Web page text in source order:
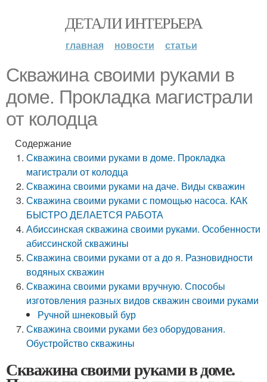
ДЕТАЛИ ИНТЕРЬЕРА
главная новости статьи
Скважина своими руками в
доме. Прокладка магистрали
от колодца
Содержание
Скважина своими руками в доме. Прокладка
магистрали от колодца
Скважина своими руками на даче. Виды скважин
Скважина своими руками с помощью насоса. КАК
БЫСТРО ДЕЛАЕТСЯ РАБОТА
Абиссинская скважина своими руками. Особенности
абиссинской скважины
Скважина своими руками от а до я. Разновидности
водяных скважин
Скважина своими руками вручную. Способы
изготовления разных видов скважин своими руками
Ручной шнековый бур
Скважина своими руками без оборудования.
Обустройство скважины
Скважина своими руками в доме.